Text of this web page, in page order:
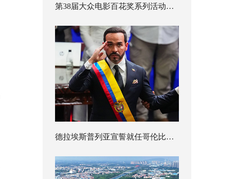
第38届大众电影百花奖系列活动开幕
德拉埃斯普列亚宣誓就任哥伦比亚总统